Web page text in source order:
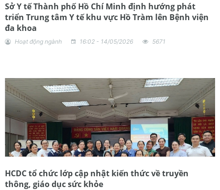
Sở Y tế Thành phố Hồ Chí Minh định hướng phát
triển Trung tâm Y tế khu vực Hồ Tràm lên Bệnh viện
đa khoa
Hoạt động ngành 16:02 - 14/05/2026 5671
HCDC tổ chức lớp cập nhật kiến thức về truyền
thông, giáo dục sức khỏe